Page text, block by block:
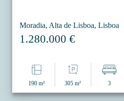
Moradia, Alta de Lisboa, Lisboa
1.280.000 €
190 m² 305 m² 3